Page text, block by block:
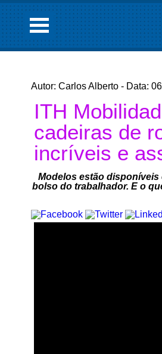
Autor: Carlos Alberto - Data:
ITH
cadeiras de
incríveis e
Modelos estão
bolso do trabalhador. E o